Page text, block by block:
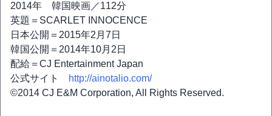
2014年 韓国映画／112分
英題＝SCARLET INNOCENCE
日本公開＝2015年2月7日
韓国公開＝2014年10月2日
配給＝CJ Entertainment Japan
公式サイト
http://ainotalio.com/
©2014 CJ E&M Corporation, All Rights Reserved.